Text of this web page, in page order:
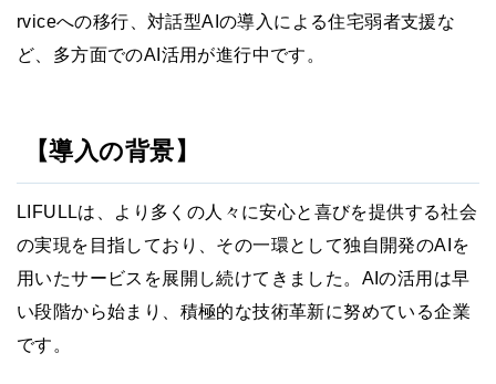
rviceへの移行、対話型AIの導入による住宅弱者支援な
ど、多方面でのAI活用が進行中です。
【導入の背景】
LIFULLは、より多くの人々に安心と喜びを提供する社会
の実現を目指しており、その一環として独自開発のAIを
用いたサービスを展開し続けてきました。AIの活用は早
い段階から始まり、積極的な技術革新に努めている企業
です。